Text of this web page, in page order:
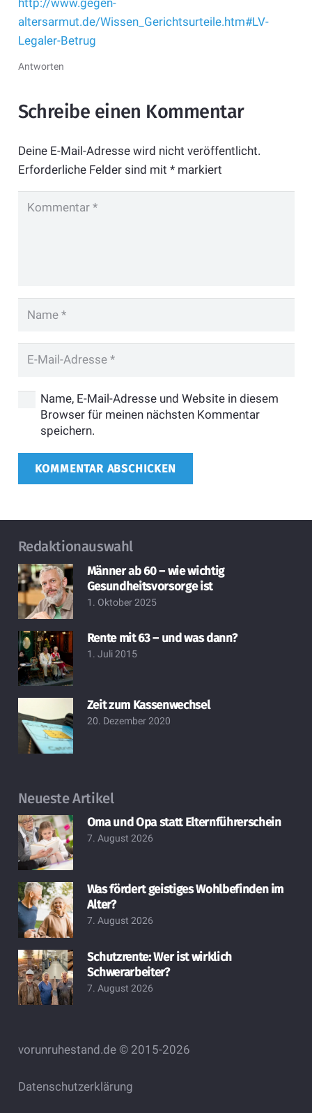
altersarmut.de/Wissen_Gerichtsurteile.htm#LV-
Legaler-Betrug
Antworten
Schreibe einen Kommentar
Deine E-Mail-Adresse wird nicht veröffentlicht.
Erforderliche Felder sind mit *markiert
Name, E-Mail-Adresse und Website in diesem
Browser für meinen nächsten Kommentar
speichern.
KOMMENTAR ABSCHICKEN
Redaktionauswahl
Männer ab 60 – wie wichtig
Gesundheitsvorsorge ist
1. Oktober 2025
Rente mit 63 – und was dann?
1. Juli 2015
Zeit zum Kassenwechsel
20. Dezember 2020
Neueste Artikel
Oma und Opa statt Elternführerschein
7. August 2026
Was fördert geistiges Wohlbefinden im
Alter?
7. August 2026
Schutzrente: Wer ist wirklich
Schwerarbeiter?
7. August 2026
vorunruhestand.de © 2015-2026
Datenschutzerklärung